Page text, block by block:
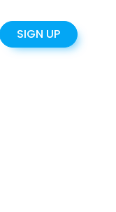
SIGN UP